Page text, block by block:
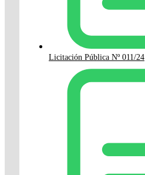
Licitación Pública Nº 011/24